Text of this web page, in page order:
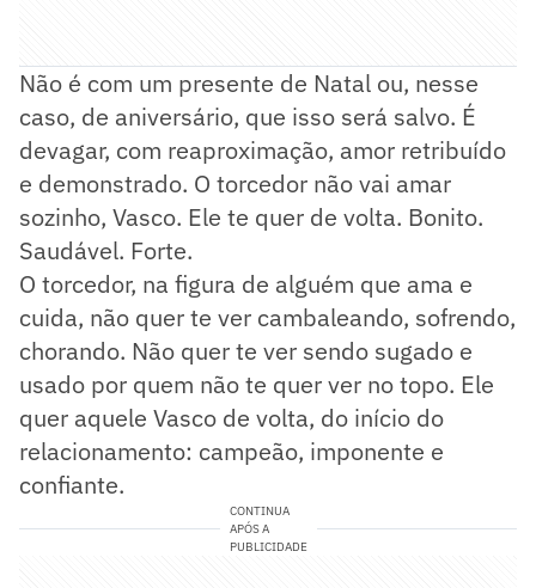
Não é com um presente de Natal ou, nesse
caso, de aniversário, que isso será salvo. É
devagar, com reaproximação, amor retribuído
e demonstrado. O torcedor não vai amar
sozinho, Vasco. Ele te quer de volta. Bonito.
Saudável. Forte.
O torcedor, na figura de alguém que ama e
cuida, não quer te ver cambaleando, sofrendo,
chorando. Não quer te ver sendo sugado e
usado por quem não te quer ver no topo. Ele
quer aquele Vasco de volta, do início do
relacionamento: campeão, imponente e
confiante.
CONTINUA
APÓS A
PUBLICIDADE